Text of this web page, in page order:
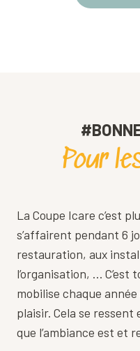
Pour
La Coupe Icare c’est
s’affairent pendant 6
restauration, aux
l’organisation, …
mobilise chaque
plaisir. Cela se ressent
que l’ambiance est et